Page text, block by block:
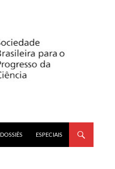
DOSSIÊS ESPECIAIS